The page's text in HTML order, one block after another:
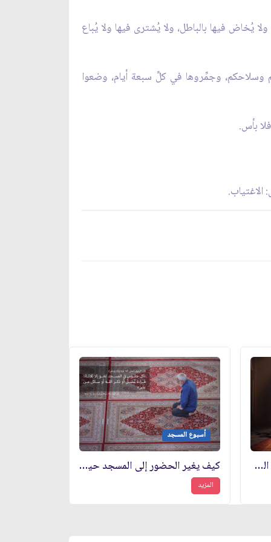
يُخاض فيها بالباطل، ولا يُشترى فيها ولا يُباع
وسلاحكم، وجمِّروها في كلِّ سبعة أيام، وضعوا
بأس.
ستة خطوات لجذب القلوب إلى المساجد
أسبوع المسجد
كيف يغير الحضور إلى المسجد حياتك نحو الأفضل؟
المزيد